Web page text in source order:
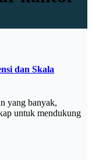
dan Skala
yang banyak,
untuk mendukung